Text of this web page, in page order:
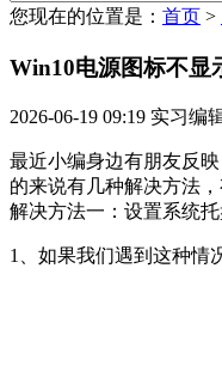
您现在的位置是： 首页 >
Win10电源图标不显
2026-06-19 09:19 实习编
最近小编身边有朋友反
的来说有几种解决方法
解决方法一：设置系统
1、如果我们遇到这种情